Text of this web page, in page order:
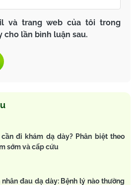
và trang web của tôi trong
cho lần bình luận sau.
cần đi khám dạ dày? Phân biệt theo
sớm và cấp cứu
nhân đau dạ dày: Bệnh lý nào thường